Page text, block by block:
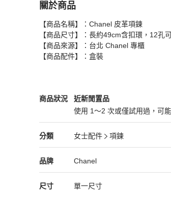
關於商品
關於Chanel 皮革項鍊商品詳情與購
【商品名稱】：Chanel 皮革項鍊
【商品尺寸】：長約49cm含扣環，12孔
【商品來源】：台北 Chanel 專櫃
【商品配件】：盒裝
商品狀況
Chanel女士配件商品狀態與細節
近新閒置品
使用 1～2 次或僅試用過，可
近新閒置品
分類
Chanel 女士配件分類資訊
女士配件
項鍊
女士配件/項鍊推薦
品牌
Chanel 精品女士配件
Chanel
Chanel 推薦清單
尺寸 單一尺寸